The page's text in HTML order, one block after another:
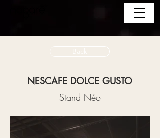
Back
NESCAFE DOLCE GUSTO
Stand Néo